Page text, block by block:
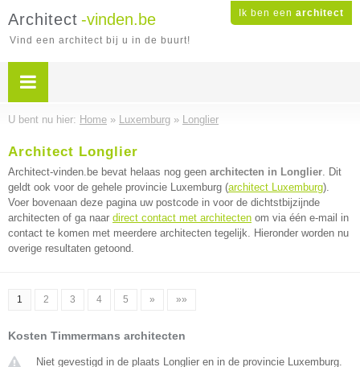
Ik ben een architect
Architect -vinden.be
Vind een architect bij u in de buurt!
U bent nu hier: Home » Luxemburg » Longlier
Architect Longlier
Architect-vinden.be bevat helaas nog geen architecten in Longlier. Dit
geldt ook voor de gehele provincie Luxemburg (architect Luxemburg).
Voer bovenaan deze pagina uw postcode in voor de dichtstbijzijnde
architecten of ga naar direct contact met architecten om via één e-mail in
contact te komen met meerdere architecten tegelijk. Hieronder worden nu
overige resultaten getoond.
1 2 3 4 5 » »»
Kosten Timmermans architecten
Niet gevestigd in de plaats Longlier en in de provincie Luxemburg.